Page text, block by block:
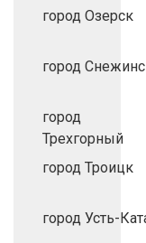
город Озерск
город
город
Трехгорный
город Троицк
город Усть-